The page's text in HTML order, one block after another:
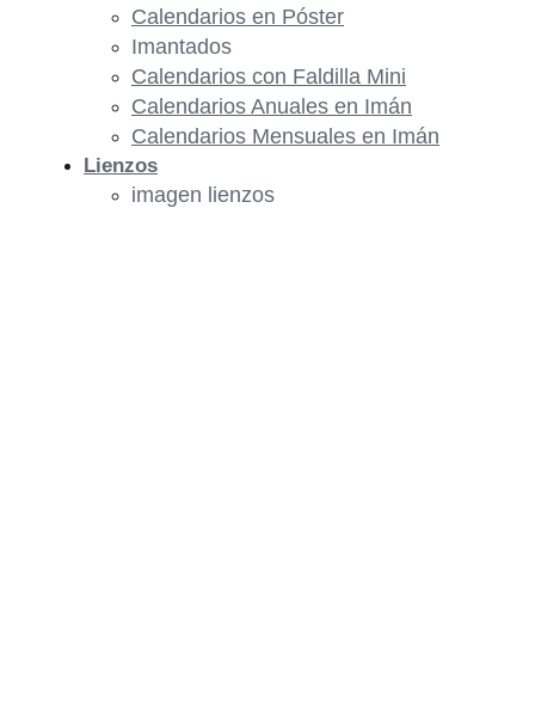
Calendarios en Póster
Imantados
Calendarios con Faldilla Mini
Calendarios Anuales en Imán
Calendarios Mensuales en Imán
Lienzos
imagen lienzos